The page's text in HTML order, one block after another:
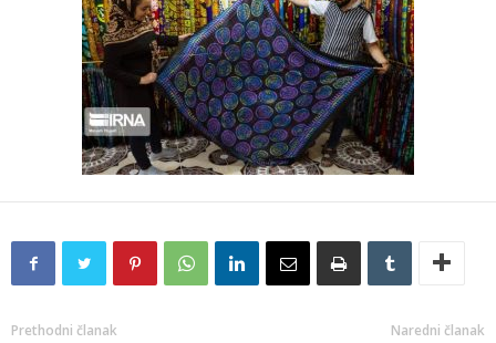
Prethodni članak Naredni članak